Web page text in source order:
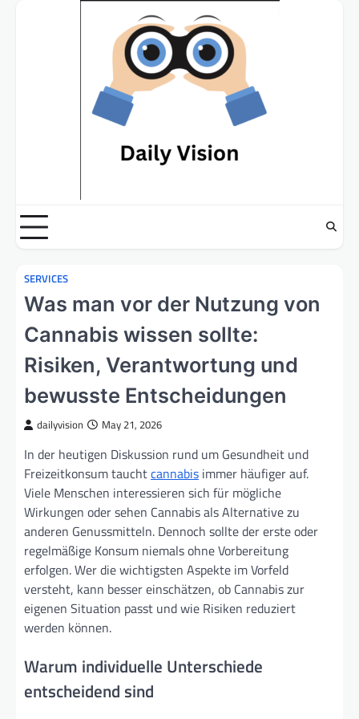
SERVICES
Was man vor der Nutzung von
Cannabis wissen sollte:
Risiken, Verantwortung und
bewusste Entscheidungen
dailyvision May 21, 2026
In der heutigen Diskussion rund um Gesundheit und
Freizeitkonsum tauchtcannabis immer häufiger auf.
Viele Menschen interessieren sich für mögliche
Wirkungen oder sehen Cannabis als Alternative zu
anderen Genussmitteln. Dennoch sollte der erste oder
regelmäßige Konsum niemals ohne Vorbereitung
erfolgen. Wer die wichtigsten Aspekte im Vorfeld
versteht, kann besser einschätzen, ob Cannabis zur
eigenen Situation passt und wie Risiken reduziert
werden können.
Warum individuelle Unterschiede
entscheidend sind